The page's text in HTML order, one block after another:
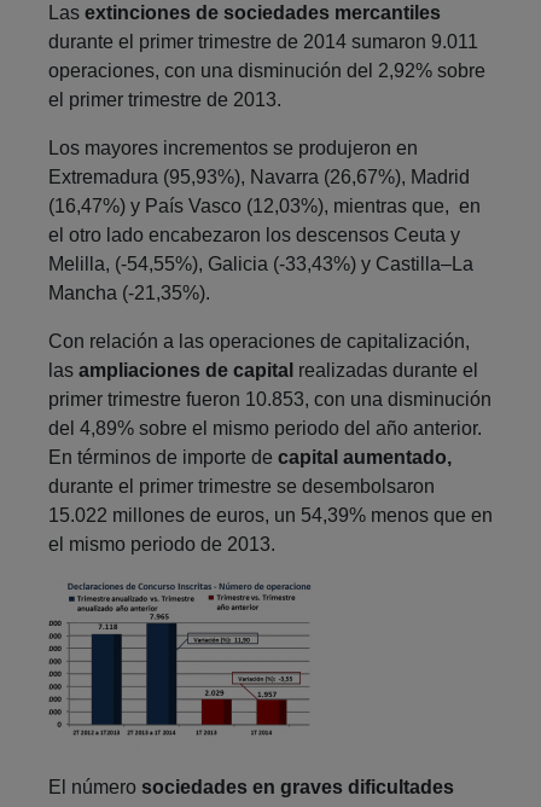
Las extinciones de sociedades mercantiles
durante el primer trimestre de 2014 sumaron 9.011
operaciones, con una disminución del 2,92% sobre
el primer trimestre de 2013.
Los mayores incrementos se produjeron en
Extremadura (95,93%), Navarra (26,67%), Madrid
(16,47%) y País Vasco (12,03%), mientras que, en
el otro lado encabezaron los descensos Ceuta y
Melilla, (-54,55%), Galicia (-33,43%) y Castilla–La
Mancha (-21,35%).
Con relación a las operaciones de capitalización,
las ampliaciones de capital realizadas durante el
primer trimestre fueron 10.853, con una disminución
del 4,89% sobre el mismo periodo del año anterior.
En términos de importe de capital aumentado,
durante el primer trimestre se desembolsaron
15.022 millones de euros, un 54,39% menos que en
el mismo periodo de 2013.
El número sociedades en graves dificultades